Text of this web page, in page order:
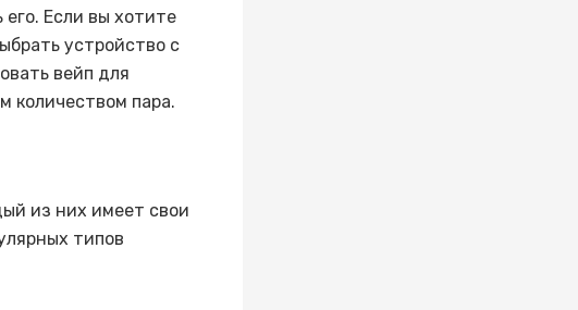
его. Если вы хотите
устройство с
вейп для
количеством пара.
из них имеет свои
типов